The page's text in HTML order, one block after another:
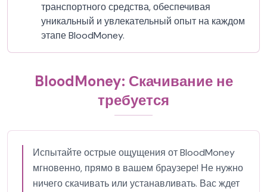
транспортного средства, обеспечивая
уникальный и увлекательный опыт на каждом
этапе BloodMoney.
BloodMoney: Скачивание не
требуется
Испытайте острые ощущения от BloodMoney
мгновенно, прямо в вашем браузере! Не нужно
ничего скачивать или устанавливать. Вас ждет